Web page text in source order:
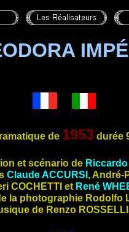
de 1953 durée
et scénario de
ClaudeACCURSI, André-
COCHETTIet René
la photographie Rodolfo
de Renzo